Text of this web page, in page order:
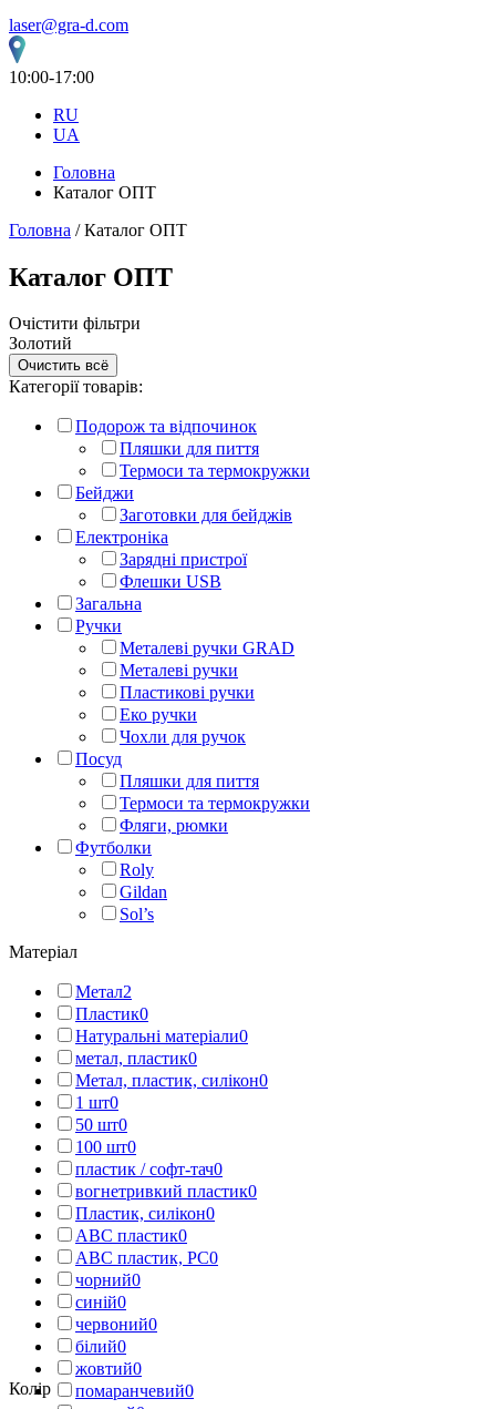
laser@gra-d.com
10:00-17:00
RU
UA
Головна
Каталог ОПТ
Головна / Каталог ОПТ
Каталог ОПТ
Очістити фільтри
Золотий
Очистить всё
Категорії товарів:
Подорож та відпочинок
Пляшки для пиття
Термоси та термокружки
Бейджи
Заготовки для бейджів
Електроніка
Зарядні пристрої
Флешки USB
Загальна
Ручки
Металеві ручки GRAD
Металеві ручки
Пластикові ручки
Еко ручки
Чохли для ручок
Посуд
Пляшки для пиття
Термоси та термокружки
Фляги, рюмки
Футболки
Roly
Gildan
Sol’s
Матеріал
Метал2
Пластик0
Натуральні матеріали0
метал, пластик0
Метал, пластик, силікон0
1 шт0
50 шт0
100 шт0
пластик / софт-тач0
вогнетривкий пластик0
Пластик, силікон0
АВС пластик0
АВС пластик, PC0
чорний0
синій0
червоний0
білий0
жовтий0
помаранчевий0
Колір